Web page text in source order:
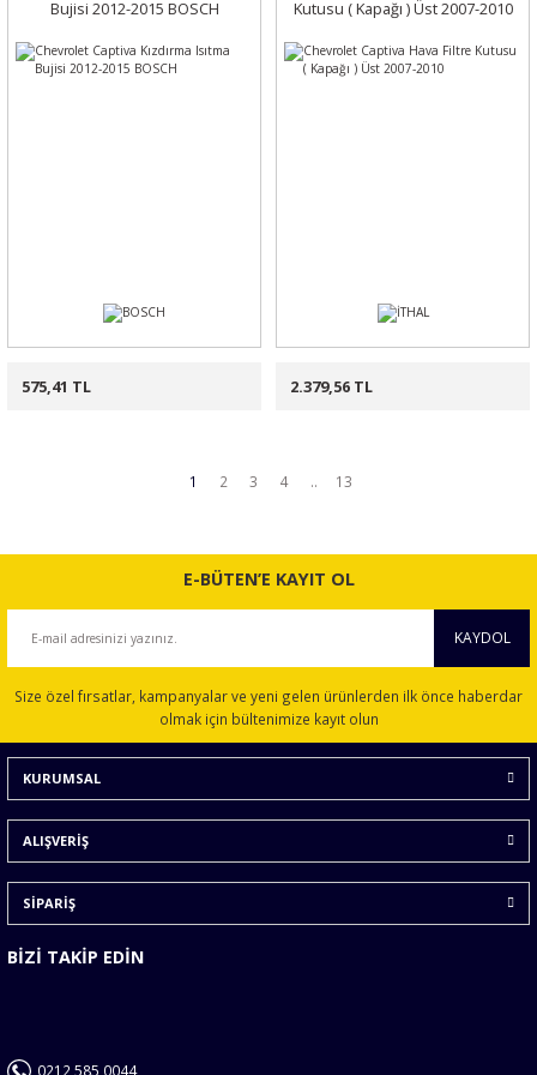
Bujisi 2012-2015 BOSCH
575,41 TL
Kutusu ( Kapağı ) Üst 2007-2010
2.379,56 TL
1 2 3 4 .. 13
E-BÜTEN’E KAYIT OL
KAYDOL
Size özel fırsatlar, kampanyalar ve yeni gelen ürünlerden ilk önce haberdar
olmak için bültenimize kayıt olun
KURUMSAL
ALIŞVERİŞ
SİPARİŞ
BİZİ TAKİP EDİN
0212 585 0044